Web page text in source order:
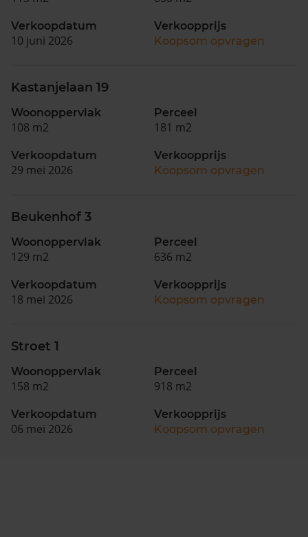
Verkoopdatum
10 juni 2026
Verkoopprijs
Koopsom opvragen
Kastanjelaan 19
Woonoppervlak
108 m2
Perceel
181 m2
Verkoopdatum
29 mei 2026
Verkoopprijs
Koopsom opvragen
Beukenhof 3
Woonoppervlak
129 m2
Perceel
636 m2
Verkoopdatum
18 mei 2026
Verkoopprijs
Koopsom opvragen
Stroet 1
Woonoppervlak
158 m2
Perceel
918 m2
Verkoopdatum
06 mei 2026
Verkoopprijs
Koopsom opvragen